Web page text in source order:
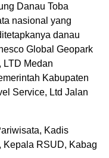
Danau Toba
nasional yang
danau
Global Geopark
LTD Medan
Kabupaten
Service, Ltd Jalan
Kadis
Kepala RSUD, Kabag